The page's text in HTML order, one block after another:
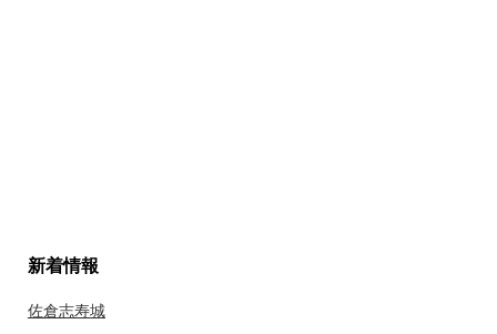
新着情報
佐倉志寿城